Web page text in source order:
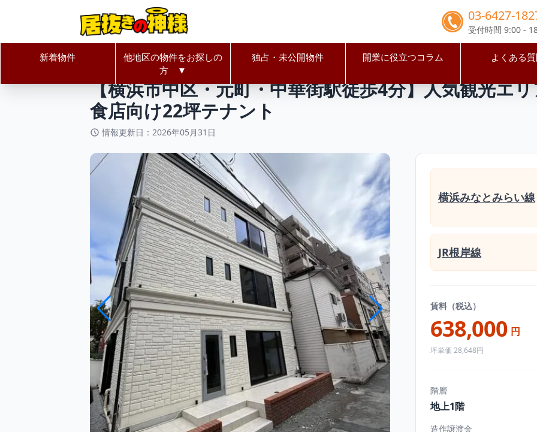
03-6427-
受付時間 9:00 -
新着物件
他地区の物件をお探しの
方 ▼
独占・未公開物件 開業に役立つコラム よくある
居抜きの神様Home 神奈川県 横浜市中区 元町・中華街駅 【横浜市中区・元町・中華街駅徒
【横浜市中区・元町・中華街駅徒歩4分】人気観光エ
食店向け22坪テナント
情報更新日：2026年05月31日
横浜みなとみらい線
JR根岸線
賃料（税込）
638,000 円
坪単価 28,648円
階層
地上1階
造作譲渡金